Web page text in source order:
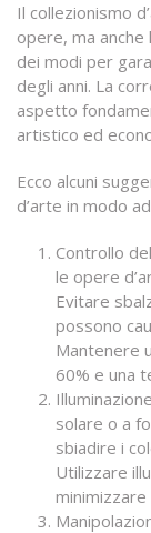
Il collezionismo
opere, ma
dei modi per
degli anni. La
aspetto
artistico ed
Ecco alcuni
d’arte in modo
Controllo
le opere
Evitare
possono
Mantenere
60% e una
solare o a
sbiadire i
Utilizzare